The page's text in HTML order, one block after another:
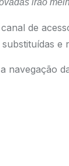
irão
de
navegação